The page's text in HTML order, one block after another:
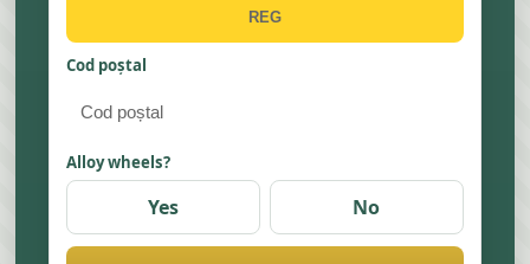
Cod poștal
Alloy wheels?
Yes No